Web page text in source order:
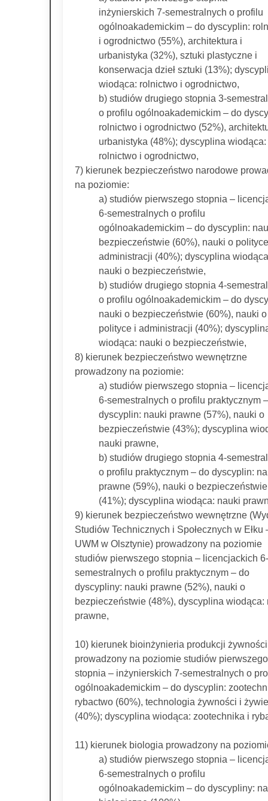
inżynierskich 7-semestralnych o profilu
ogólnoakademickim – do dyscyplin:
i ogrodnictwo (55%), architektura i
urbanistyka (32%), sztuki plastyczne i
konserwacja dzieł sztuki (13%);
wiodąca: rolnictwo i ogrodnictwo,
b) studiów drugiego stopnia 3-
o profilu ogólnoakademickim – do
rolnictwo i ogrodnictwo (52%),
urbanistyka (48%); dyscyplina wiodąca:
rolnictwo i ogrodnictwo,
7) kierunek bezpieczeństwo narodowe
na poziomie:
a) studiów pierwszego stopnia –
6-semestralnych o profilu
ogólnoakademickim – do dyscyplin:
bezpieczeństwie (60%), nauki o
administracji (40%); dyscyplina
nauki o bezpieczeństwie,
b) studiów drugiego stopnia 4-
o profilu ogólnoakademickim – do
nauki o bezpieczeństwie (60%), nauki o
polityce i administracji (40%);
wiodąca: nauki o bezpieczeństwie,
8) kierunek bezpieczeństwo wewnętrzne
prowadzony na poziomie:
a) studiów pierwszego stopnia –
6-semestralnych o profilu praktycznym
dyscyplin: nauki prawne (57%), nauki o
bezpieczeństwie (43%); dyscyplina
nauki prawne,
b) studiów drugiego stopnia 4-
o profilu praktycznym – do dyscyplin:
prawne (59%), nauki o bezpieczeństwie
(41%); dyscyplina wiodąca: nauki
9) kierunek bezpieczeństwo wewnętrzne
Studiów Technicznych i Społecznych w Ełku
UWM w Olsztynie) prowadzony na poziomie
studiów pierwszego stopnia – licencjackich 6-
semestralnych o profilu praktycznym – do
dyscypliny: nauki prawne (52%), nauki o
bezpieczeństwie (48%), dyscyplina wiodąca:
prawne,
10) kierunek bioinżynieria produkcji żywności
prowadzony na poziomie studiów pierwszego
stopnia – inżynierskich 7-semestralnych o
ogólnoakademickim – do dyscyplin:
rybactwo (60%), technologia żywności i
(40%); dyscyplina wiodąca: zootechnika i
11) kierunek biologia prowadzony na
a) studiów pierwszego stopnia –
6-semestralnych o profilu
ogólnoakademickim – do dyscypliny: